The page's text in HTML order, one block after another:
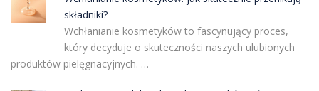
składniki?
Wchłanianie kosmetyków to fascynujący proces,
który decyduje o skuteczności naszych ulubionych
produktów pielęgnacyjnych. …